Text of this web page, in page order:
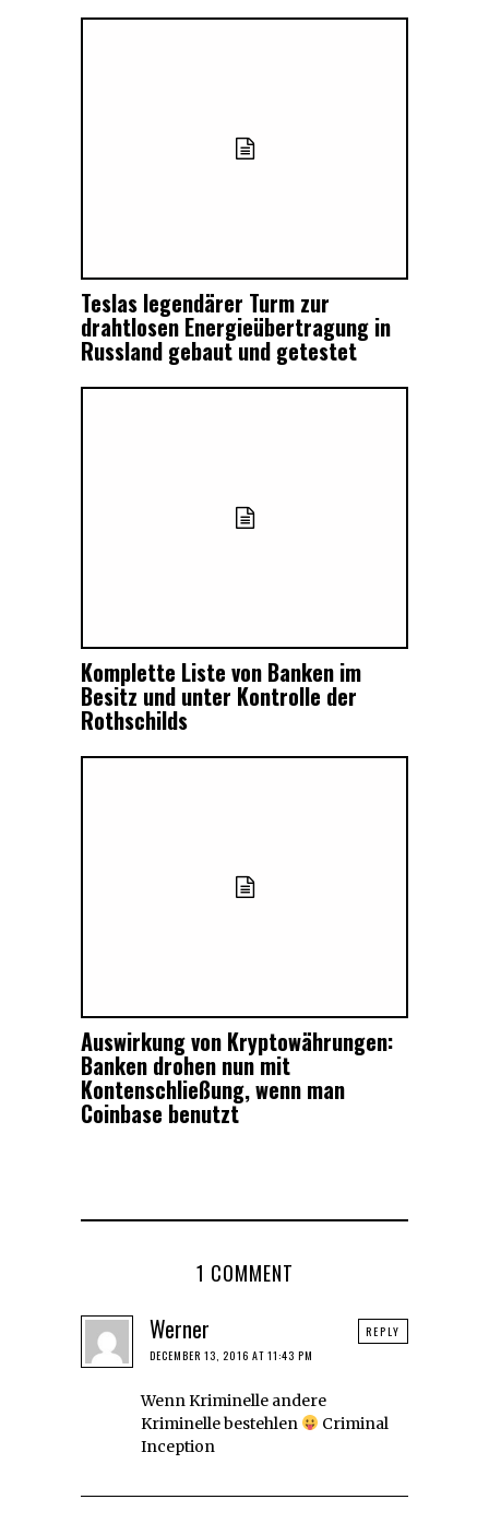
Teslas legendärer Turm zur
drahtlosen Energieübertragung in
Russland gebaut und getestet
Komplette Liste von Banken im
Besitz und unter Kontrolle der
Rothschilds
Auswirkung von Kryptowährungen:
Banken drohen nun mit
Kontenschließung, wenn man
Coinbase benutzt
1 COMMENT
Werner
DECEMBER 13, 2016 AT 11:43 PM
Wenn Kriminelle andere
Kriminelle bestehlen
Criminal
Inception
REPLY